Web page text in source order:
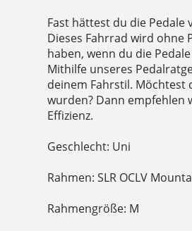
Fast hättest du die Pedale
Dieses Fahrrad wird ohne
haben, wenn du die
Mithilfe unseres
deinem Fahrstil. Möchtest
wurden? Dann empfehlen
Effizienz.
Geschlecht: Uni
Rahmen: SLR OCLV
Rahmengröße: M